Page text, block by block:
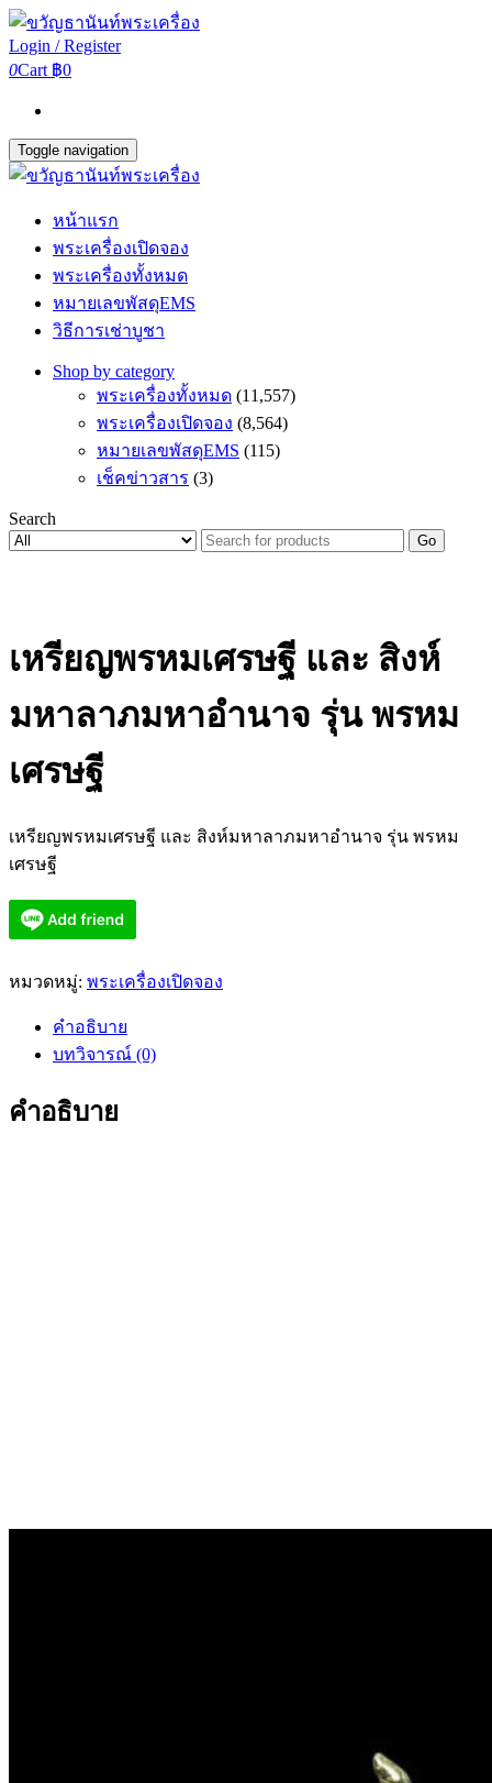
Login / Register
0Cart ฿0
Toggle navigation
หน้าแรก
พระเครื่องเปิดจอง
พระเครื่องทั้งหมด
หมายเลขพัสดุEMS
วิธีการเช่าบูชา
Shop by category
พระเครื่องทั้งหมด (11,557)
พระเครื่องเปิดจอง (8,564)
หมายเลขพัสดุEMS (115)
เช็คข่าวสาร (3)
Search
Go
เหรียญพรหมเศรษฐี และ สิงห์
มหาลาภมหาอำนาจ รุ่น พรหม
เศรษฐี
เหรียญพรหมเศรษฐี และ สิงห์มหาลาภมหาอำนาจ รุ่น พรหม
เศรษฐี
หมวดหมู่: พระเครื่องเปิดจอง
คำอธิบาย
บทวิจารณ์ (0)
คำอธิบาย